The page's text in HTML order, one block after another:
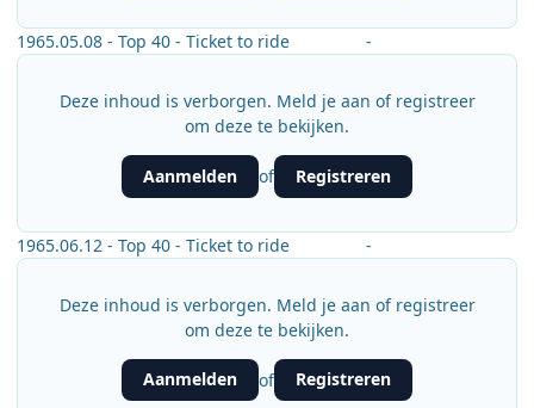
1965.05.08 - Top 40 - Ticket to ride -
Deze inhoud is verborgen. Meld je aan of registreer
om deze te bekijken.
Aanmelden of Registreren
1965.06.12 - Top 40 - Ticket to ride -
Deze inhoud is verborgen. Meld je aan of registreer
om deze te bekijken.
Aanmelden of Registreren